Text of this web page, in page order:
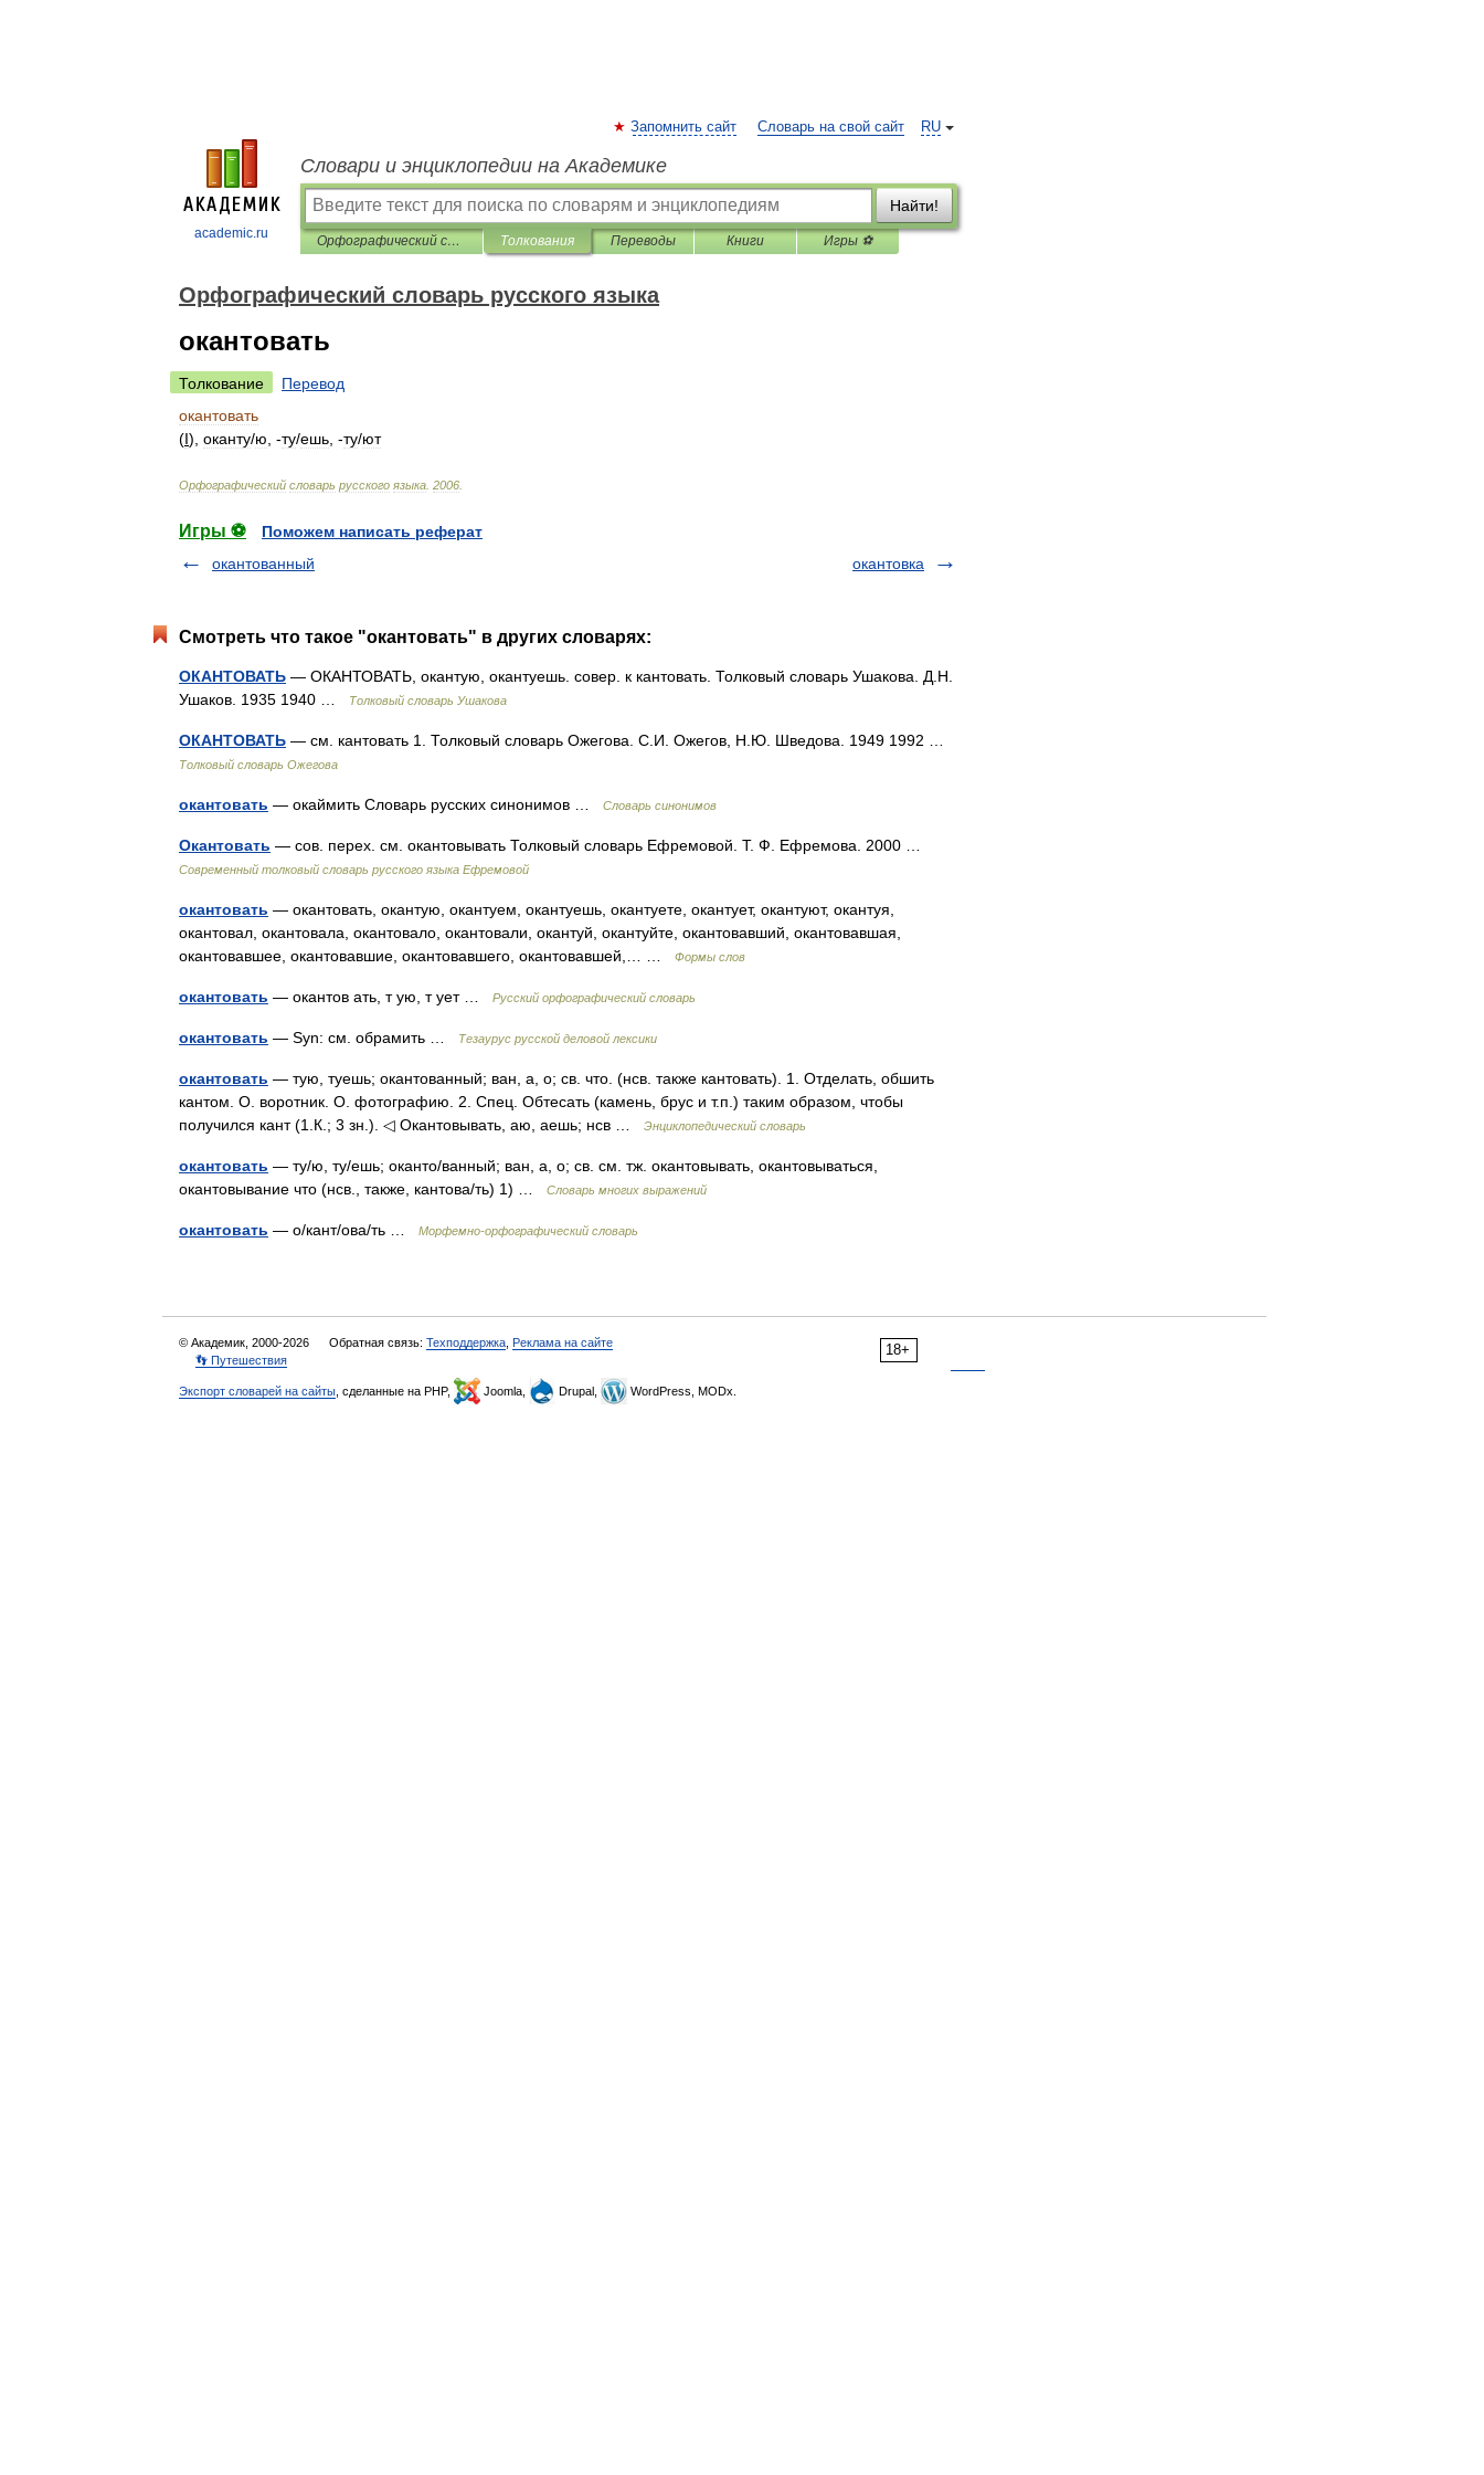
academic.ru
RU
Запомнить сайт Словарь на свой сайт
Словари и энциклопедии на Академике
Найти!
Орфографический словарь русского языка Толкования Переводы Книги Игры ⚽
Орфографический словарь русского языка
окантовать
Толкование
Перевод
окантовать
(I), оканту/ю , -ту/ешь , -ту/ют
Орфографический словарь русского языка 2006
Игры ⚽
Поможем написать реферат
окантованный
окантовка
Смотреть что такое "окантовать" в других словарях:
ОКАНТОВАТЬ — ОКАНТОВАТЬ, окантую, окантуешь. совер. к кантовать. Толковый словарь Ушакова. Д.Н.
Ушаков. 1935 1940 …
Толковый словарь Ушакова
ОКАНТОВАТЬ — см. кантовать 1. Толковый словарь Ожегова. С.И. Ожегов, Н.Ю. Шведова. 1949 1992 …
Толковый словарь Ожегова
окантовать — окаймить Словарь русских синонимов … Словарь синонимов
Окантовать — сов. перех. см. окантовывать Толковый словарь Ефремовой. Т. Ф. Ефремова. 2000 …
Современный толковый словарь русского языка Ефремовой
окантовать — окантовать, окантую, окантуем, окантуешь, окантуете, окантует, окантуют, окантуя,
окантовал, окантовала, окантовало, окантовали, окантуй, окантуйте, окантовавший, окантовавшая,
окантовавшее, окантовавшие, окантовавшего, окантовавшей,… …
Формы слов
окантовать — окантов ать, т ую, т ует … Русский орфографический словарь
окантовать — Syn: см. обрамить … Тезаурус русской деловой лексики
окантовать — тую, туешь; окантованный; ван, а, о; св. что. (нсв. также кантовать). 1. Отделать, обшить
кантом. О. воротник. О. фотографию. 2. Спец. Обтесать (камень, брус и т.п.) таким образом, чтобы
получился кант (1.К.; 3 зн.). ◁ Окантовывать, аю, аешь; нсв …
Энциклопедический словарь
окантовать — ту/ю, ту/ешь; оканто/ванный; ван, а, о; св. см. тж. окантовывать, окантовываться,
окантовывание что (нсв., также, кантова/ть) 1) …
Словарь многих выражений
окантовать — о/кант/ова/ть … Морфемно-орфографический словарь
18+
© Академик, 2000-2026 Обратная связь: Техподдержка Реклама на сайте
👣 Путешествия
Экспорт словарей на сайты , сделанные на PHP, Joomla, Drupal, WordPress, MODx.